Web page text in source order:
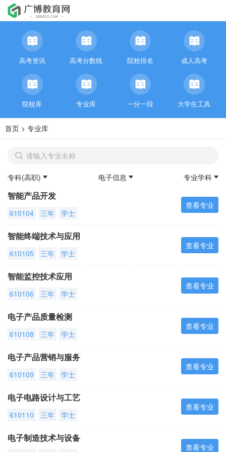
高考资讯 高考分数线 院校排名 成人高考
院校库 专业库 一分一段 大学生工具
首页 > 专业库
专科(高职) 电子信息 专业学科
智能产品开发
610104 三年 学士
查看专业
智能终端技术与应用
610105 三年 学士
查看专业
智能监控技术应用
610106 三年 学士
查看专业
电子产品质量检测
610108 三年 学士
查看专业
电子产品营销与服务
610109 三年 学士
查看专业
电子电路设计与工艺
610110 三年 学士
查看专业
电子制造技术与设备
查看专业